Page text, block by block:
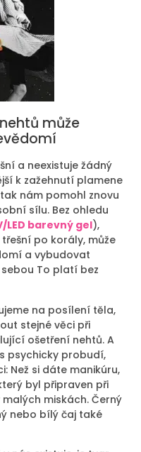
může
a neexistuje žádný
k zažehnutí plamene
nám pomohl znovu
sílu. Bez ohledu
LED barevný gel),
po korály, může
a vybudovat
To platí bez
na posílení těla,
stejné věci při
ošetření nehtů. A
psychicky probudí,
Než si dáte manikúru,
byl připraven při
miskách. Černý
nebo bílý čaj také